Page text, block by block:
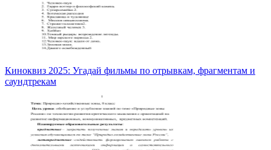
Киноквиз 2025: Угадай фильмы по отрывкам, фрагментам и
саундтрекам